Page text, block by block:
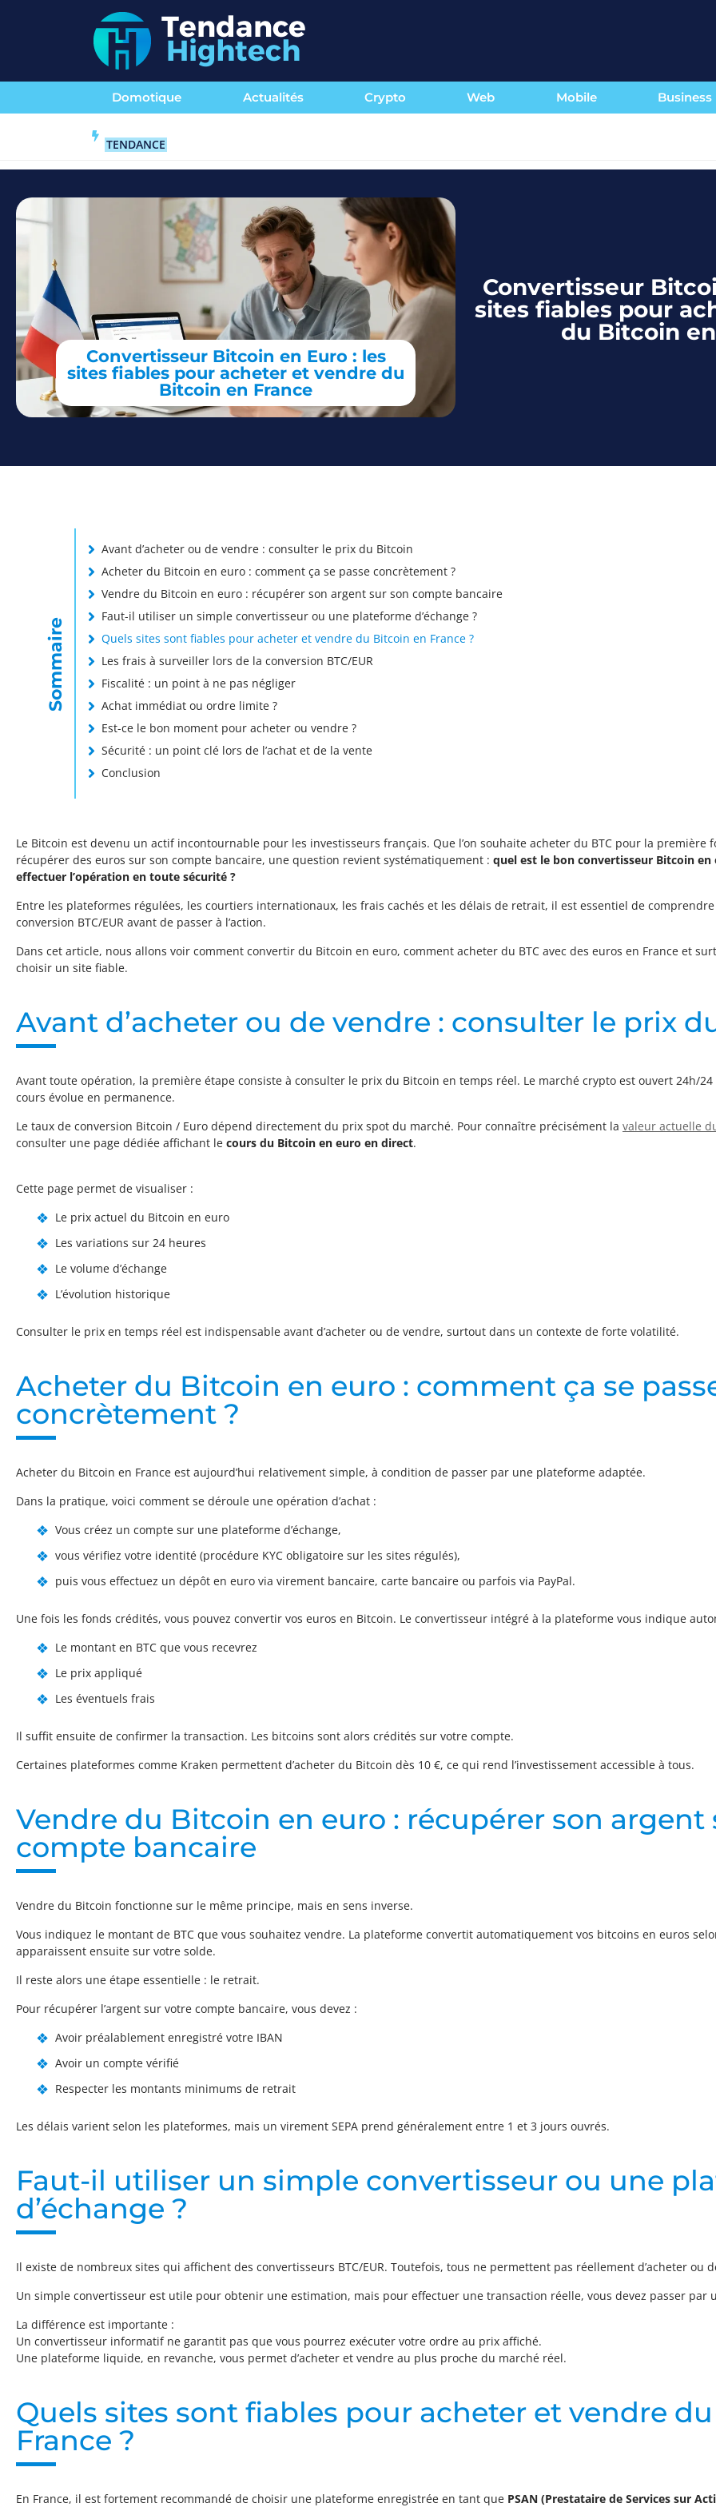
Domotique Actualités Crypto Web Mobile Business
TENDANCE
Convertisseur Bitcoin en Euro : les
sites fiables pour acheter et vendre du
Bitcoin en France
Convertisseur
sites fiables pour
du Bitcoin
Sommaire
Avant d’acheter ou de vendre : consulter le prix du Bitcoin
Acheter du Bitcoin en euro : comment ça se passe concrètement ?
Vendre du Bitcoin en euro : récupérer son argent sur son compte bancaire
Faut-il utiliser un simple convertisseur ou une plateforme d’échange ?
Quels sites sont fiables pour acheter et vendre du Bitcoin en France ?
Les frais à surveiller lors de la conversion BTC/EUR
Fiscalité : un point à ne pas négliger
Achat immédiat ou ordre limite ?
Est-ce le bon moment pour acheter ou vendre ?
Sécurité : un point clé lors de l’achat et de la vente
Conclusion
Le Bitcoin est devenu un actif incontournable pour les investisseurs français. Que l’on souhaite acheter du BTC pour la première
récupérer des euros sur son compte bancaire, une question revient systématiquement : quel est le bon convertisseur Bitcoin
effectuer l’opération en toute sécurité ?
Entre les plateformes régulées, les courtiers internationaux, les frais cachés et les délais de retrait, il est essentiel de
conversion BTC/EUR avant de passer à l’action.
Dans cet article, nous allons voir comment convertir du Bitcoin en euro, comment acheter du BTC avec des euros en France et
choisir un site fiable.
Avant d’acheter ou de vendre : consulter le prix
Avant toute opération, la première étape consiste à consulter le prix du Bitcoin en temps réel. Le marché crypto est ouvert 24h/
cours évolue en permanence.
Le taux de conversion Bitcoin / Euro dépend directement du prix spot du marché. Pour connaître précisément la valeur actuelle
consulter une page dédiée affichant le cours du Bitcoin en euro en direct.
Cette page permet de visualiser :
Le prix actuel du Bitcoin en euro
Les variations sur 24 heures
Le volume d’échange
L’évolution historique
Consulter le prix en temps réel est indispensable avant d’acheter ou de vendre, surtout dans un contexte de forte volatilité.
Acheter du Bitcoin en euro : comment ça se
concrètement ?
Acheter du Bitcoin en France est aujourd’hui relativement simple, à condition de passer par une plateforme adaptée.
Dans la pratique, voici comment se déroule une opération d’achat :
Vous créez un compte sur une plateforme d’échange,
vous vérifiez votre identité (procédure KYC obligatoire sur les sites régulés),
puis vous effectuez un dépôt en euro via virement bancaire, carte bancaire ou parfois via PayPal.
Une fois les fonds crédités, vous pouvez convertir vos euros en Bitcoin. Le convertisseur intégré à la plateforme vous indique
Le montant en BTC que vous recevrez
Le prix appliqué
Les éventuels frais
Il suffit ensuite de confirmer la transaction. Les bitcoins sont alors crédités sur votre compte.
Certaines plateformes comme Kraken permettent d’acheter du Bitcoin dès 10 €, ce qui rend l’investissement accessible à tous.
Vendre du Bitcoin en euro : récupérer son argent
compte bancaire
Vendre du Bitcoin fonctionne sur le même principe, mais en sens inverse.
Vous indiquez le montant de BTC que vous souhaitez vendre. La plateforme convertit automatiquement vos bitcoins en euros
apparaissent ensuite sur votre solde.
Il reste alors une étape essentielle : le retrait.
Pour récupérer l’argent sur votre compte bancaire, vous devez :
Avoir préalablement enregistré votre IBAN
Avoir un compte vérifié
Respecter les montants minimums de retrait
Les délais varient selon les plateformes, mais un virement SEPA prend généralement entre 1 et 3 jours ouvrés.
Faut-il utiliser un simple convertisseur ou une
d’échange ?
Il existe de nombreux sites qui affichent des convertisseurs BTC/EUR. Toutefois, tous ne permettent pas réellement d’acheter ou
Un simple convertisseur est utile pour obtenir une estimation, mais pour effectuer une transaction réelle, vous devez passer par
La différence est importante :
Un convertisseur informatif ne garantit pas que vous pourrez exécuter votre ordre au prix affiché.
Une plateforme liquide, en revanche, vous permet d’acheter et vendre au plus proche du marché réel.
Quels sites sont fiables pour acheter et vendre
France ?
En France, il est fortement recommandé de choisir une plateforme enregistrée en tant que PSAN (Prestataire de Services sur